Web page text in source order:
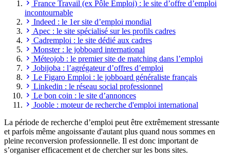
France Travail (ex Pôle Emploi) : le site d’offre d’emploi
incontournable
Indeed : le 1er site d’emploi mondial
Apec : le site spécialisé sur les profils cadres
Cadremploi : le site dédié aux cadres
Monster : le jobboard international
Méteojob : le premier site de matching dans l’emploi
Jobijoba : l’agrégateur d’offres d’emploi
Le Figaro Emploi : le jobboard généraliste français
Linkedin : le réseau social professionnel
Le bon coin : le site d’annonces
Jooble : moteur de recherche d'emploi international
La période de recherche d’emploi peut être extrêmement stressante
et parfois même angoissante d'autant plus quand nous sommes en
pleine reconversion professionnelle. Il est donc important de
s’organiser efficacement et de chercher sur les bons sites.